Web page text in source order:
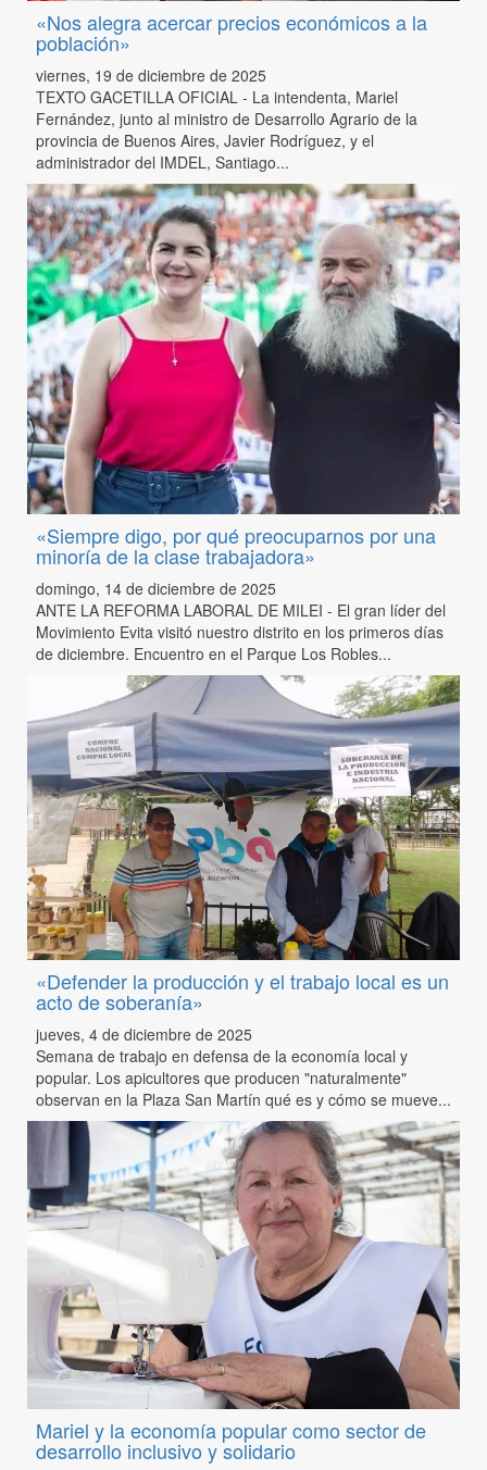
«Nos alegra acercar precios económicos a la
población»
viernes, 19 de diciembre de 2025
TEXTO GACETILLA OFICIAL - La intendenta, Mariel
Fernández, junto al ministro de Desarrollo Agrario de la
provincia de Buenos Aires, Javier Rodríguez, y el
administrador del IMDEL, Santiago...
«Siempre digo, por qué preocuparnos por una
minoría de la clase trabajadora»
domingo, 14 de diciembre de 2025
ANTE LA REFORMA LABORAL DE MILEI - El gran líder del
Movimiento Evita visitó nuestro distrito en los primeros días
de diciembre. Encuentro en el Parque Los Robles...
«Defender la producción y el trabajo local es un
acto de soberanía»
jueves, 4 de diciembre de 2025
Semana de trabajo en defensa de la economía local y
popular. Los apicultores que producen "naturalmente"
observan en la Plaza San Martín qué es y cómo se mueve...
Mariel y la economía popular como sector de
desarrollo inclusivo y solidario